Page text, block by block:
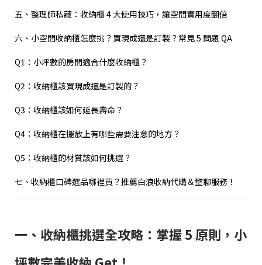
五、整理師私藏：收納櫃 4 大使用技巧，讓空間實用度翻倍
六、小空間收納櫃怎麼挑？買現成還是訂製？常見 5 問題 QA
Q1：小坪數的房間適合什麼收納櫃？
Q2：收納櫃該買現成還是訂製的？
Q3：收納櫃該如何延長壽命？
Q4：收納櫃在擺放上有哪些需要注意的地方？
Q5：收納櫃的材質該如何挑選？
七、收納櫃口碑選品哪裡買？推薦白浪收納代購＆整聊服務！
一、收納櫃挑選全攻略：掌握 5 原則，小